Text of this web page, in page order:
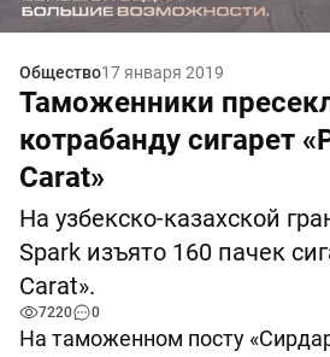
Общество17 января 2019
Таможенники
котрабанду сигарет
Carat»
На узбекско-казахской
Spark изъято 160 пачек
Carat».
7220 0
На таможенном посту